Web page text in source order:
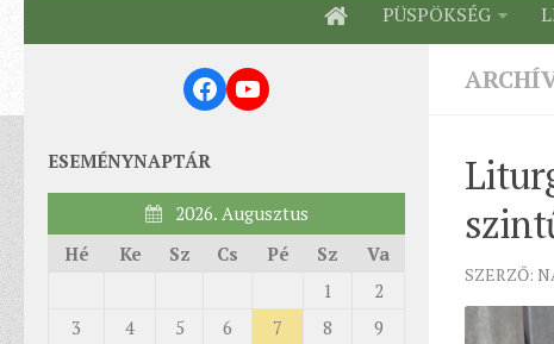
PÜSPÖKSÉG
SZERZŐ:
Facebook
YouTube
ESEMÉNYNAPTÁR
2026. Augusztus
Hé
Ke Sz Cs Pé Sz Va
1
2
3
4 5 6 7 8
9